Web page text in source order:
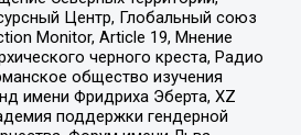
Центр, Глобальный союз
Monitor, Article 19, Мнение
черного креста, Радио
общество изучения
имени Фридриха Эберта, XZ
поддержки гендерной